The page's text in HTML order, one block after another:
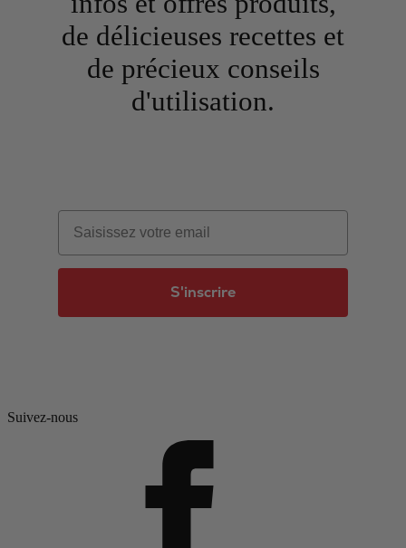
de délicieuses recettes et
de précieux conseils
d'utilisation.
Email
S'inscrire
Suivez-nous